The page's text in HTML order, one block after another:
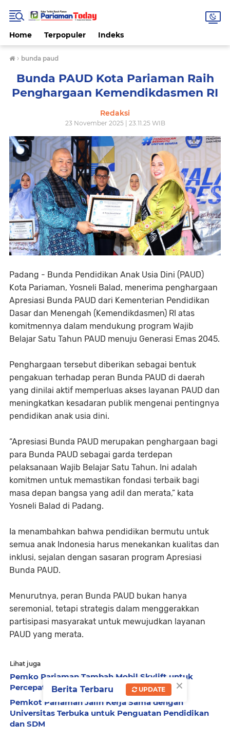
Home Terpopuler Indeks
› bunda paud
Bunda PAUD Kota Pariaman Raih
Penghargaan Kemendikdasmen RI
Redaksi
23 November 2025 | 23.11.25 WIB
Padang - Bunda Pendidikan Anak Usia Dini (PAUD)
Kota Pariaman, Yosneli Balad, menerima penghargaan
Apresiasi Bunda PAUD dari Kementerian Pendidikan
Dasar dan Menengah (Kemendikdasmen) RI atas
komitmennya dalam mendukung program Wajib
Belajar Satu Tahun PAUD menuju Generasi Emas 2045.
Penghargaan tersebut diberikan sebagai bentuk
pengakuan terhadap peran Bunda PAUD di daerah
yang dinilai aktif memperluas akses layanan PAUD dan
meningkatkan kesadaran publik mengenai pentingnya
pendidikan anak usia dini.
“Apresiasi Bunda PAUD merupakan penghargaan bagi
para Bunda PAUD sebagai garda terdepan
pelaksanaan Wajib Belajar Satu Tahun. Ini adalah
komitmen untuk memastikan fondasi terbaik bagi
masa depan bangsa yang adil dan merata,” kata
Yosneli Balad di Padang.
Ia menambahkan bahwa pendidikan bermutu untuk
semua anak Indonesia harus menekankan kualitas dan
inklusi, sejalan dengan sasaran program Apresiasi
Bunda PAUD.
Menurutnya, peran Bunda PAUD bukan hanya
seremonial, tetapi strategis dalam menggerakkan
partisipasi masyarakat untuk mewujudkan layanan
PAUD yang merata.
Lihat juga
Pemko Pariaman Tambah Mobil Skylift untuk
Percepat Perbaikan Lampu Jalan
Pemkot Pariaman Jalin Kerja Sama dengan
Universitas Terbuka untuk Penguatan Pendidikan
dan SDM
×
Berita Terbaru UPDATE